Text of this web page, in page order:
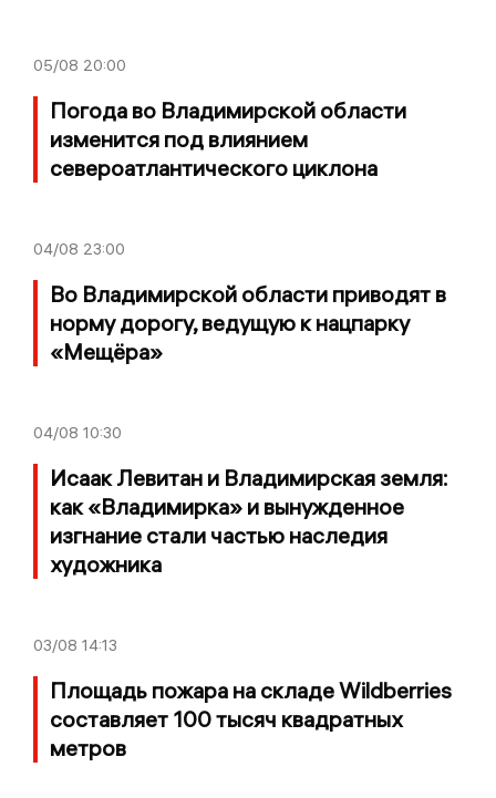
05/08 20:00
Погода во Владимирской области
изменится под влиянием
североатлантического циклона
04/08 23:00
Во Владимирской области приводят в
норму дорогу, ведущую к нацпарку
«Мещёра»
04/08 10:30
Исаак Левитан и Владимирская земля:
как «Владимирка» и вынужденное
изгнание стали частью наследия
художника
03/08 14:13
Площадь пожара на складе Wildberries
составляет 100 тысяч квадратных
метров